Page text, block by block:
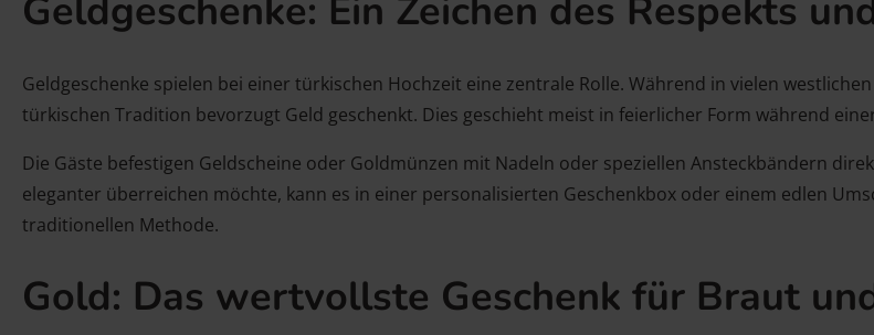
Geldgeschenke: Ein Zeichen des Respekts
Geldgeschenke spielen bei einer türkischen Hochzeit eine zentrale Rolle. Während in vielen
türkischen Tradition bevorzugt Geld geschenkt. Dies geschieht meist in feierlicher Form während
Die Gäste befestigen Geldscheine oder Goldmünzen mit Nadeln oder speziellen Ansteckbändern
eleganter überreichen möchte, kann es in einer personalisierten Geschenkbox oder einem edlen
traditionellen Methode.
Gold: Das wertvollste Geschenk für Braut